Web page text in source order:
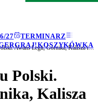
27
TERMINARZ
GRAJ!KOSZYKÓWKA
1/4 finału Pucharu Polski. Awans Legii, Górnika, Kalisza i Rakowa
Polski.
Kalisza